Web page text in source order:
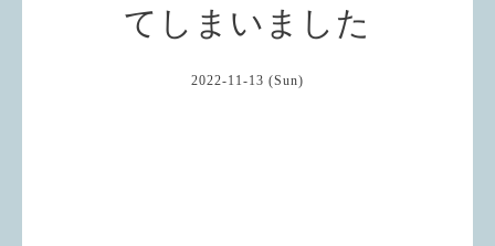
てしまいました
2022-11-13 (Sun)